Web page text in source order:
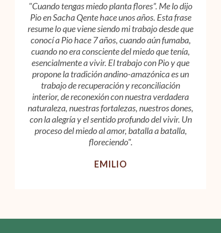
"Cuando tengas miedo planta flores”. Me lo dijo
Pio en Sacha Qente hace unos años. Esta frase
resume lo que viene siendo mi trabajo desde que
conocí a Pio hace 7 años, cuando aún fumaba,
cuando no era consciente del miedo que tenía,
esencialmente a vivir. El trabajo con Pio y que
propone la tradición andino-amazónica es un
trabajo de recuperación y reconciliación
interior, de reconexión con nuestra verdadera
naturaleza, nuestras fortalezas, nuestros dones,
con la alegría y el sentido profundo del vivir. Un
proceso del miedo al amor, batalla a batalla,
floreciendo".
EMILIO